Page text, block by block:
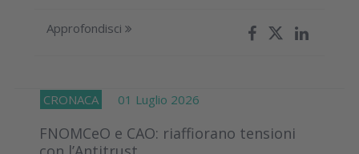
Approfondisci
CRONACA 01 Luglio 2026
FNOMCeO e CAO: riaffiorano tensioni